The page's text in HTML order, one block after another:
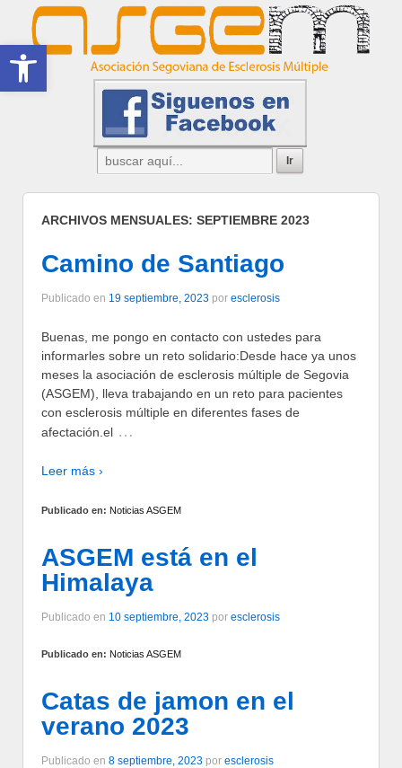
Abrir barra de herramientas
ARCHIVOS MENSUALES: SEPTIEMBRE 2023
Camino de Santiago
Publicado en 19 septiembre, 2023 por esclerosis
Buenas, me pongo en contacto con ustedes para
informarles sobre un reto solidario:Desde hace ya unos
meses la asociación de esclerosis múltiple de Segovia
(ASGEM), lleva trabajando en un reto para pacientes
con esclerosis múltiple en diferentes fases de
afectación.el …
Leer más ›
Publicado en: Noticias ASGEM
ASGEM está en el
Himalaya
Publicado en 10 septiembre, 2023 por esclerosis
Publicado en: Noticias ASGEM
Catas de jamon en el
verano 2023
Publicado en 8 septiembre, 2023 por esclerosis